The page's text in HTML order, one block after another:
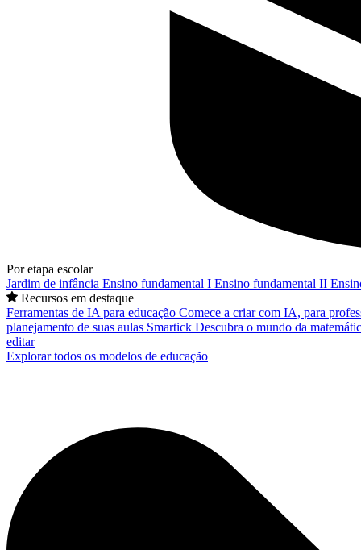
Por etapa escolar
Jardim de infância Ensino fundamental I Ensino fundamental II
Recursos em destaque
Ferramentas de IA para educação Comece a criar com IA, para
planejamento de suas aulas Smartick Descubra o mundo da
editar
Explorar todos os modelos de educação